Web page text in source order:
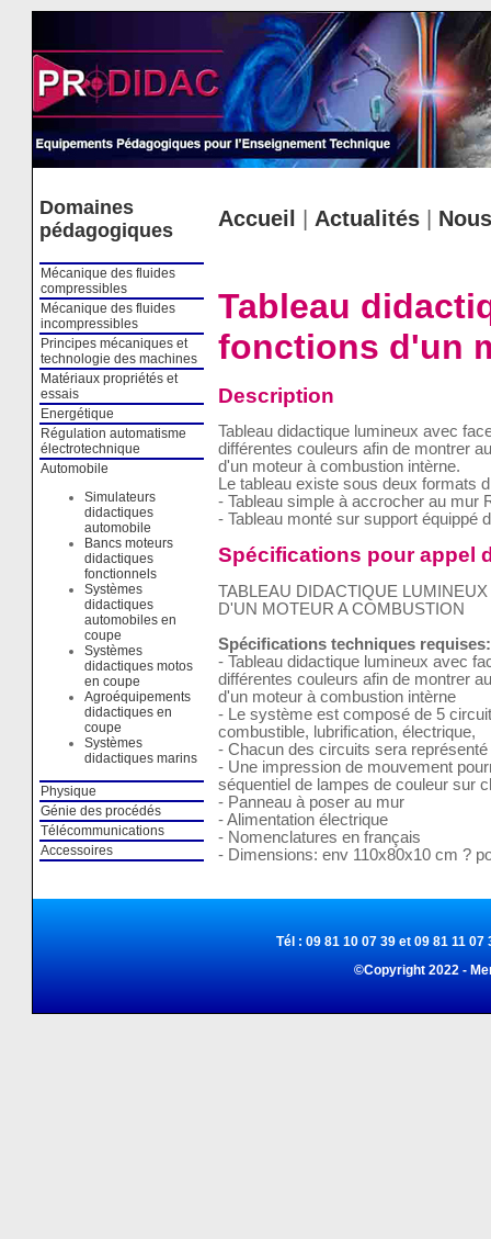
Domaines
pédagogiques
Mécanique des fluides
compressibles
Mécanique des fluides
incompressibles
Principes mécaniques et
technologie des machines
Matériaux propriétés et
essais
Energétique
Régulation automatisme
électrotechnique
Automobile
Simulateurs
didactiques
automobile
Bancs moteurs
didactiques
fonctionnels
Systèmes
didactiques
automobiles en
coupe
Systèmes
didactiques motos
en coupe
Agroéquipements
didactiques en
coupe
Systèmes
didactiques marins
Physique
Génie des procédés
Télécommunications
Accessoires
Accueil Actualités|
Tableau
fonctions d'un
Description
Tableau didactique lumineux avec
différentes couleurs afin de montrer
d'un moteur à combustion intèrne.
Le tableau existe sous deux formats
- Tableau simple à accrocher au mur
- Tableau monté sur support équippé
Spécifications pour appel
TABLEAU DIDACTIQUE
D'UN MOTEUR A COMBUSTION
Spécifications techniques requises:
- Tableau didactique lumineux avec
différentes couleurs afin de montrer
d'un moteur à combustion intèrne
- Le système est composé de 5
combustible, lubrification, électrique,
- Chacun des circuits sera
- Une impression de mouvement
séquentiel de lampes de couleur sur
- Panneau à poser au mur
- Alimentation électrique
- Nomenclatures en français
- Dimensions: env 110x80x10 cm ?
Tél : 09 81 10 07 39 et 09 81 11
©Copyright 2022 -
Cookies management panel